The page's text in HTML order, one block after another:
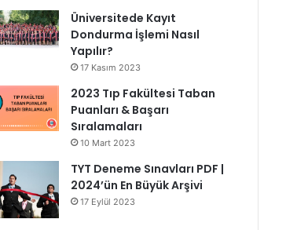
Üniversitede Kayıt
Dondurma İşlemi Nasıl
Yapılır?
17 Kasım 2023
2023 Tıp Fakültesi Taban
Puanları & Başarı
Sıralamaları
10 Mart 2023
TYT Deneme Sınavları PDF |
2024’ün En Büyük Arşivi
17 Eylül 2023